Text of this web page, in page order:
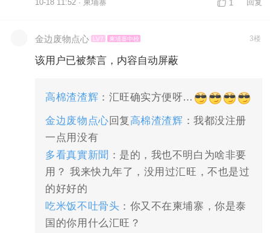
10-18 11:52 · 柬埔寨 1 回复
金边废物点心 LV7 柬埔寨中校 3楼
该用户已被禁言，内容自动屏蔽
高棉渣渣辉 ：汇旺确实方便呀…
金边废物点心回复高棉渣渣辉 ：我都没注册
一点用没有
多看真實新聞 ：是的，我也不明白为啥非要
用？ 我来快九年了，没用过汇旺，不也是过
的好好的
吃米饭不吐骨头 ：你又不在柬埔寨，你是泰
国的你用什么汇旺？